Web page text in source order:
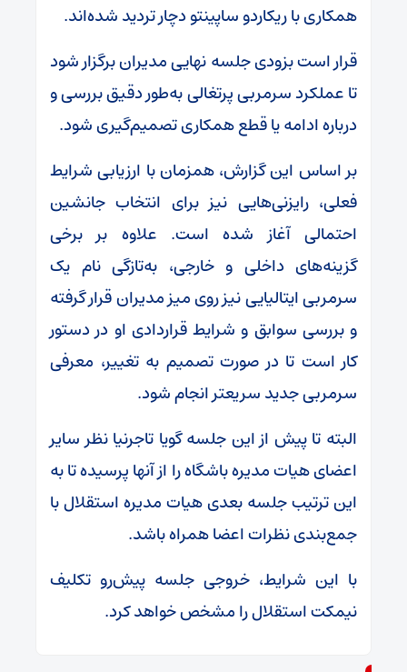
همکاری با ریکاردو ساپینتو دچار تردید شده‌اند.
قرار است بزودی جلسه نهایی مدیران برگزار شود
تا عملکرد سرمربی پرتغالی به‌طور دقیق بررسی و
درباره ادامه یا قطع همکاری تصمیم‌گیری شود.
بر اساس این گزارش، همزمان با ارزیابی شرایط
فعلی، رایزنی‌هایی نیز برای انتخاب جانشین
احتمالی آغاز شده است. علاوه بر برخی
گزینه‌های داخلی و خارجی، به‌تازگی نام یک
سرمربی ایتالیایی نیز روی میز مدیران قرار گرفته
و بررسی سوابق و شرایط قراردادی او در دستور
کار است تا در صورت تصمیم به تغییر، معرفی
سرمربی جدید سریعتر انجام شود.
البته تا پیش از این جلسه گویا تاجرنیا نظر سایر
اعضای هیات مدیره باشگاه را از آنها پرسیده تا به
این ترتیب جلسه بعدی هیات مدیره استقلال با
جمع‌بندی نظرات اعضا همراه باشد.
با این شرایط، خروجی جلسه پیش‌رو تکلیف
نیمکت استقلال را مشخص خواهد کرد.